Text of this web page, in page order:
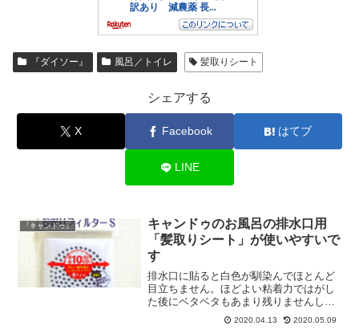
『ダイソー』 風呂／トイレ 髪取りシート
シェアする
X Facebook はてブ
LINE
『キャンドゥ』
キャンドゥのお風呂の排水口用
「髪取りシート」が使いやすいで
す
排水口に貼ると白色が馴染んでほとんど
目立ちません。ほどよい粘着力ではがし
た後にベタベタもあまり残りませんし、
はがれにくいです。シンプルで目立ちに
くい髪取りシートをお探しでしたら、こ
2020.04.13 2020.05.09